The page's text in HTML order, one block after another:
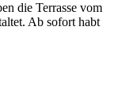
die Terrasse vom
Ab sofort habt